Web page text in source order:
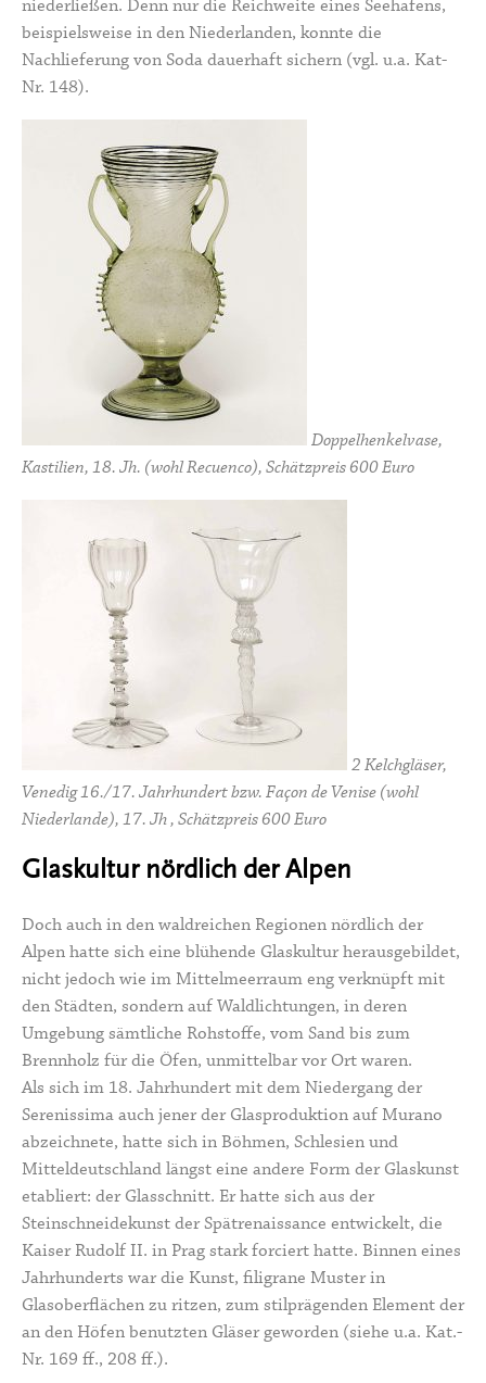
niederließen. Denn nur die Reichweite eines Seehafens,
beispielsweise in den Niederlanden, konnte die
Nachlieferung von Soda dauerhaft sichern (vgl. u.a. Kat-
Nr. 148).
Doppelhenkelvase,
Kastilien, 18. Jh. (wohl Recuenco), Schätzpreis 600 Euro
2 Kelchgläser,
Venedig 16./17. Jahrhundert bzw. Façon de Venise (wohl
Niederlande), 17. Jh , Schätzpreis 600 Euro
Glaskultur nördlich der Alpen
Doch auch in den waldreichen Regionen nördlich der
Alpen hatte sich eine blühende Glaskultur herausgebildet,
nicht jedoch wie im Mittelmeerraum eng verknüpft mit
den Städten, sondern auf Waldlichtungen, in deren
Umgebung sämtliche Rohstoffe, vom Sand bis zum
Brennholz für die Öfen, unmittelbar vor Ort waren.
Als sich im 18. Jahrhundert mit dem Niedergang der
Serenissima auch jener der Glasproduktion auf Murano
abzeichnete, hatte sich in Böhmen, Schlesien und
Mitteldeutschland längst eine andere Form der Glaskunst
etabliert: der Glasschnitt. Er hatte sich aus der
Steinschneidekunst der Spätrenaissance entwickelt, die
Kaiser Rudolf II. in Prag stark forciert hatte. Binnen eines
Jahrhunderts war die Kunst, filigrane Muster in
Glasoberflächen zu ritzen, zum stilprägenden Element der
an den Höfen benutzten Gläser geworden (siehe u.a. Kat.-
Nr. 169 ff., 208 ff.).